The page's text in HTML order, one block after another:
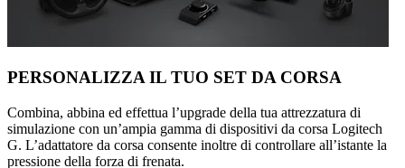
PERSONALIZZA IL TUO SET DA CORSA
Combina, abbina ed effettua l’upgrade della tua attrezzatura di
simulazione con un’ampia gamma di dispositivi da corsa Logitech
G. L’adattatore da corsa consente inoltre di controllare all’istante la
pressione della forza di frenata.